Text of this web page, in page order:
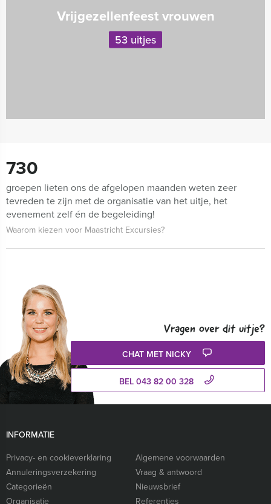
Vrijgezellenfeest vrouwen
53 uitjes
730
groepen lieten ons de afgelopen maanden weten zeer
tevreden te zijn met de organisatie van het uitje, het
evenement zelf én de begeleiding!
Waarom kiezen voor Maastricht Excursies?
Vragen over dit uitje?
CHAT MET NICKY
BEL 043 82 00 328
INFORMATIE
Privacy- en cookieverklaring
Algemene voorwaarden
Annuleringsverzekering
Vraag & antwoord
Categorieën
Nieuwsbrief
Organisatie
Referenties